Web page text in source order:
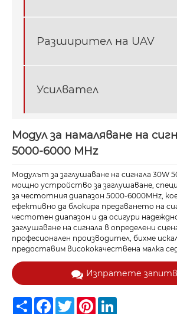
Разширител на UAV
Усилвател
Модул за намаляване на
5000-6000 MHz
Модулът за заглушаване на сигнала 30W
мощно устройство за заглушаване,
за честотния диапазон 5000-6000MHz,
ефективно да блокира предаването на
честотен диапазон и да осигури
заглушаване на сигнала в определени
професионален производител, бихме
предоставим висококачествена малка
Изпратете
Share FacebookTwitterPinterest